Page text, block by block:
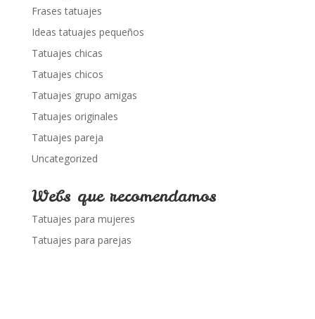
Frases tatuajes
Ideas tatuajes pequeños
Tatuajes chicas
Tatuajes chicos
Tatuajes grupo amigas
Tatuajes originales
Tatuajes pareja
Uncategorized
Webs que recomendamos
Tatuajes para mujeres
Tatuajes para parejas